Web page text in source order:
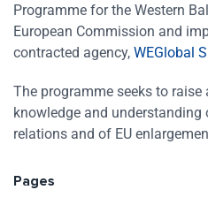
Programme for the Western
European Commission and
contracted agency, WEGlobal
The programme seeks to raise
knowledge and understanding
relations and of EU
Pages